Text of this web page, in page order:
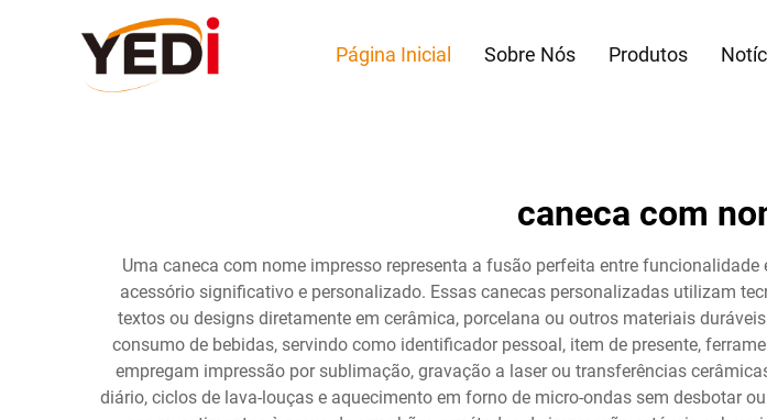
Página Inicial Sobre Nós Produtos
caneca com
Uma caneca com nome impresso representa a fusão perfeita entre
acessório significativo e personalizado. Essas canecas personalizadas utilizam
textos ou designs diretamente em cerâmica, porcelana ou outros materiais
consumo de bebidas, servindo como identificador pessoal, item de presente,
empregam impressão por sublimação, gravação a laser ou transferências
diário, ciclos de lava-louças e aquecimento em forno de micro-ondas sem desbotar